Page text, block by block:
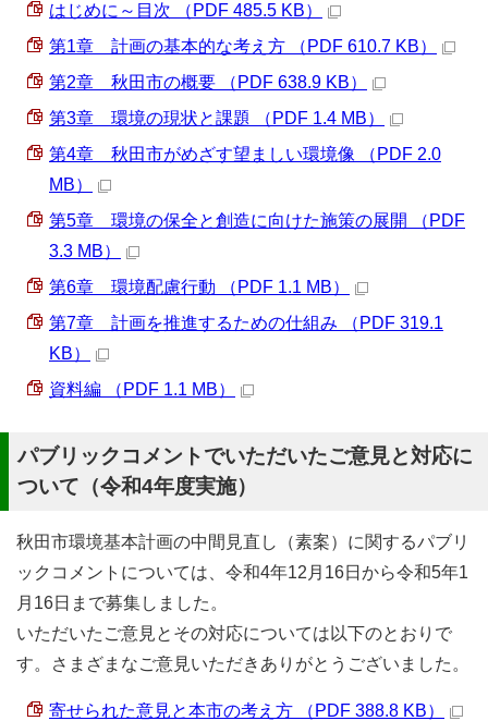
はじめに～目次 （PDF 485.5 KB）
第1章 計画の基本的な考え方 （PDF 610.7 KB）
第2章 秋田市の概要 （PDF 638.9 KB）
第3章 環境の現状と課題 （PDF 1.4 MB）
第4章 秋田市がめざす望ましい環境像 （PDF 2.0
MB）
第5章 環境の保全と創造に向けた施策の展開 （PDF
3.3 MB）
第6章 環境配慮行動 （PDF 1.1 MB）
第7章 計画を推進するための仕組み （PDF 319.1
KB）
資料編 （PDF 1.1 MB）
パブリックコメントでいただいたご意見と対応に
ついて（令和4年度実施）
秋田市環境基本計画の中間見直し（素案）に関するパブリ
ックコメントについては、令和4年12月16日から令和5年1
月16日まで募集しました。
いただいたご意見とその対応については以下のとおりで
す。さまざまなご意見いただきありがとうございました。
寄せられた意見と本市の考え方 （PDF 388.8 KB）